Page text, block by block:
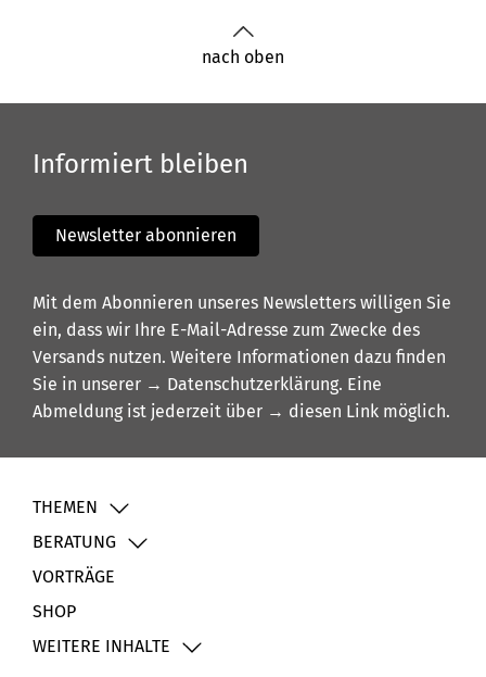
nach oben
Informiert bleiben
Newsletter abonnieren
Mit dem Abonnieren unseres Newsletters willigen Sie
ein, dass wir Ihre E-Mail-Adresse zum Zwecke des
Versands nutzen. Weitere Informationen dazu finden
Sie in unserer → Datenschutzerklärung. Eine
Abmeldung ist jederzeit über → diesen Link möglich.
THEMEN
BERATUNG
VORTRÄGE
SHOP
WEITERE INHALTE